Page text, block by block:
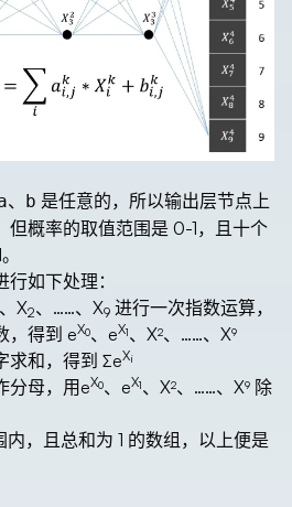
、 b 是任意的，所以输出层节点上
但概率的取值范围是 0-1，且十个
如下处理：
、X2、……、X9 进行一次指数运算，
，得到 eX0、eX1、X2、……、X9
求和，得到 ∑eXi
分母，用eX0、eX1、X2、……、X9 除
，且总和为 1 的数组，以上便是